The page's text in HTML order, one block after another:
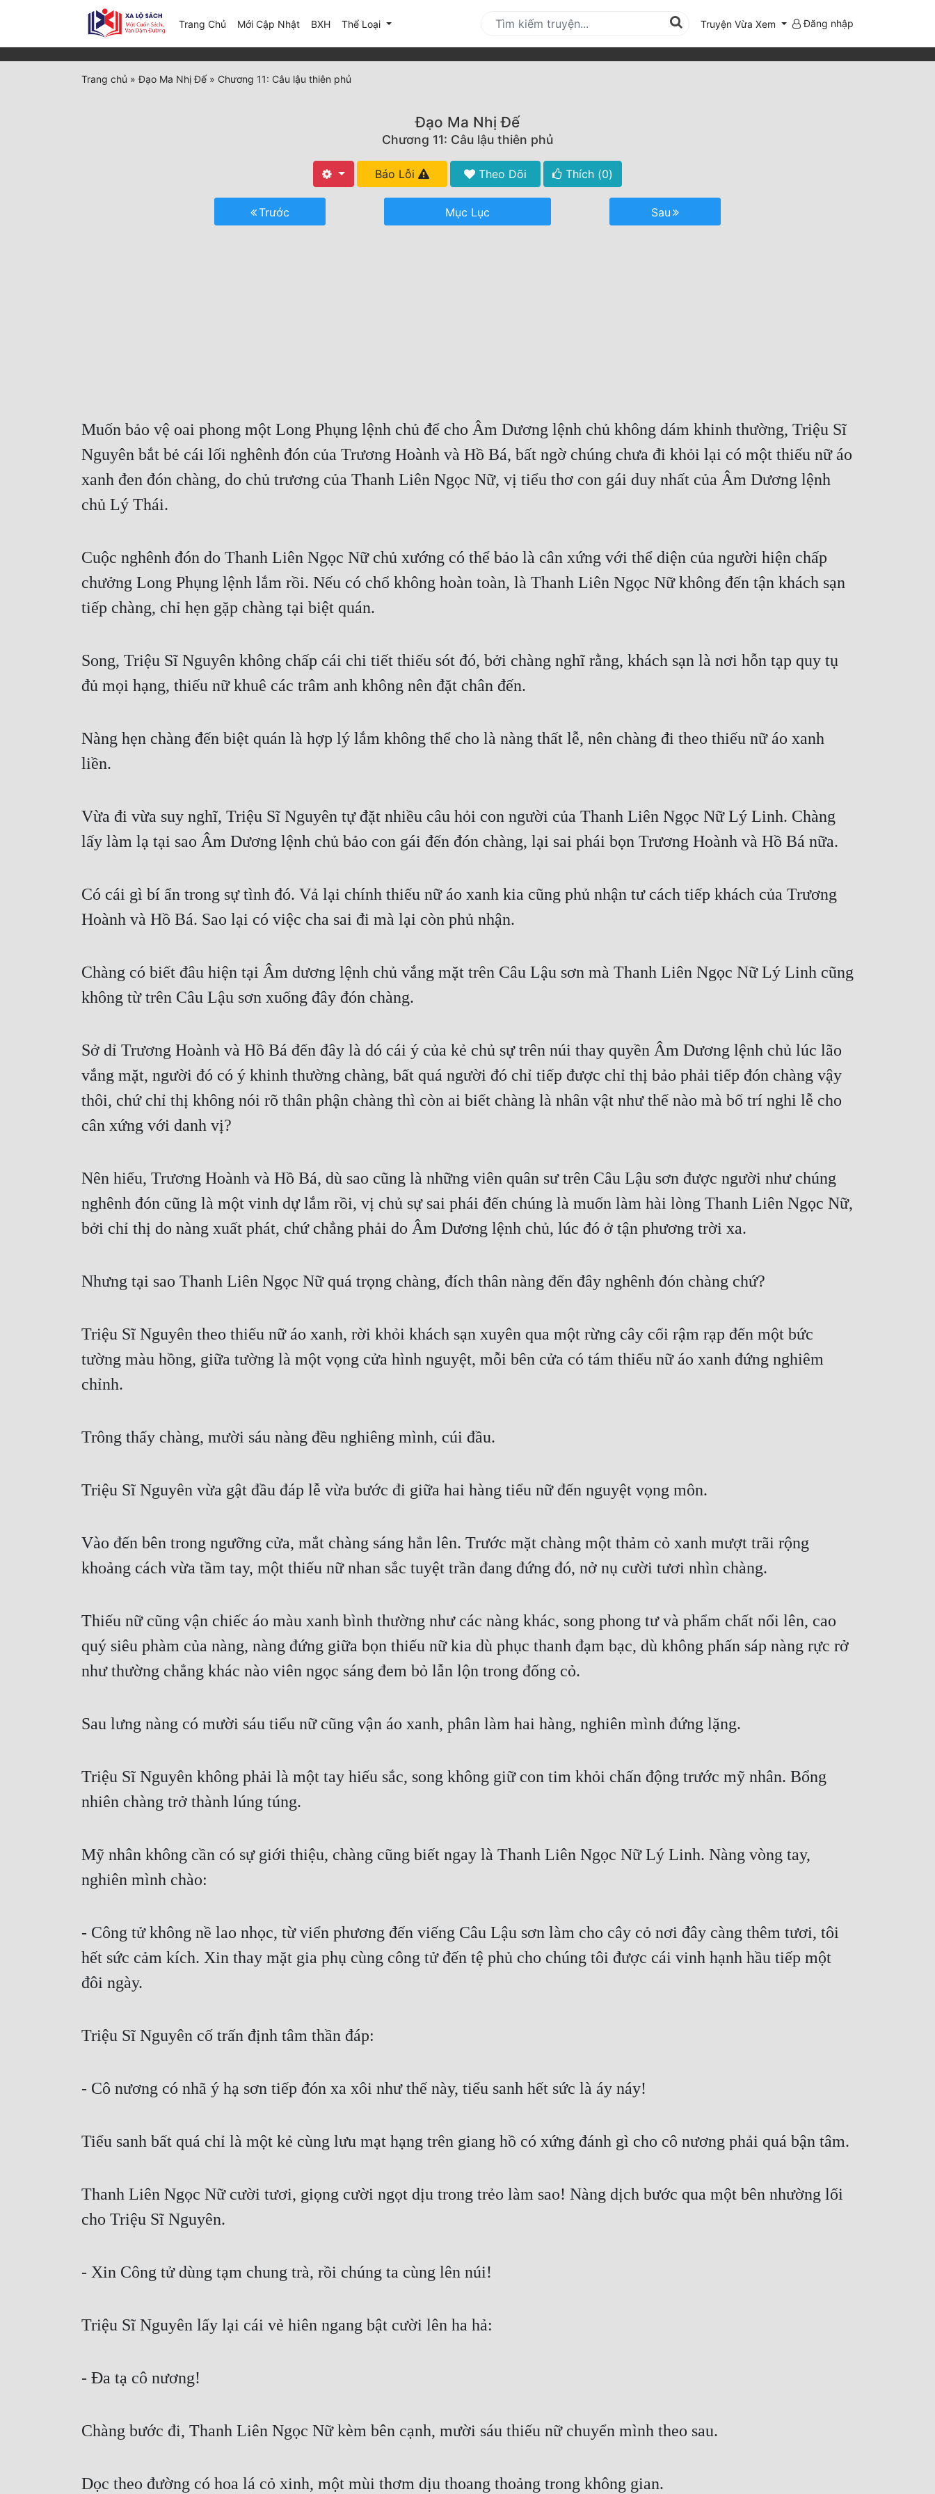
Trang Chủ Mới Cập Nhật(current)
BXH Thể Loại Truyện Vừa Xem Đăng nhập
Trang chủ »Đạo Ma Nhị Đế» Chương 11: Câu lậu thiên phủ
Đạo Ma Nhị Đế
Chương 11: Câu lậu thiên phủ
Báo Lỗi Theo Dõi Thích (0)
Trước Mục Lục Sau
Muốn bảo vệ oai phong một Long Phụng lệnh chủ để cho Âm Dương lệnh chủ không dám khinh thường, Triệu Sĩ
Nguyên bắt bẻ cái lối nghênh đón của Trương Hoành và Hồ Bá, bất ngờ chúng chưa đi khỏi lại có một thiếu nữ áo
xanh đen đón chàng, do chủ trương của Thanh Liên Ngọc Nữ, vị tiểu thơ con gái duy nhất của Âm Dương lệnh
chủ Lý Thái.
Cuộc nghênh đón do Thanh Liên Ngọc Nữ chủ xướng có thể bảo là cân xứng với thể diện của người hiện chấp
chưởng Long Phụng lệnh lắm rồi. Nếu có chổ không hoàn toàn, là Thanh Liên Ngọc Nữ không đến tận khách sạn
tiếp chàng, chỉ hẹn gặp chàng tại biệt quán.
Song, Triệu Sĩ Nguyên không chấp cái chi tiết thiếu sót đó, bởi chàng nghĩ rằng, khách sạn là nơi hỗn tạp quy tụ
đủ mọi hạng, thiếu nữ khuê các trâm anh không nên đặt chân đến.
Nàng hẹn chàng đến biệt quán là hợp lý lắm không thể cho là nàng thất lễ, nên chàng đi theo thiếu nữ áo xanh
liền.
Vừa đi vừa suy nghĩ, Triệu Sĩ Nguyên tự đặt nhiều câu hỏi con người của Thanh Liên Ngọc Nữ Lý Linh. Chàng
lấy làm lạ tại sao Âm Dương lệnh chủ bảo con gái đến đón chàng, lại sai phái bọn Trương Hoành và Hồ Bá nữa.
Có cái gì bí ẩn trong sự tình đó. Vả lại chính thiếu nữ áo xanh kia cũng phủ nhận tư cách tiếp khách của Trương
Hoành và Hồ Bá. Sao lại có việc cha sai đi mà lại còn phủ nhận.
Chàng có biết đâu hiện tại Âm dương lệnh chủ vắng mặt trên Câu Lậu sơn mà Thanh Liên Ngọc Nữ Lý Linh cũng
không từ trên Câu Lậu sơn xuống đây đón chàng.
Sở dỉ Trương Hoành và Hồ Bá đến đây là dó cái ý của kẻ chủ sự trên núi thay quyền Âm Dương lệnh chủ lúc lão
vắng mặt, người đó có ý khinh thường chàng, bất quá người đó chỉ tiếp được chỉ thị bảo phải tiếp đón chàng vậy
thôi, chứ chỉ thị không nói rõ thân phận chàng thì còn ai biết chàng là nhân vật như thế nào mà bố trí nghi lễ cho
cân xứng với danh vị?
Nên hiểu, Trương Hoành và Hồ Bá, dù sao cũng là những viên quân sư trên Câu Lậu sơn được người như chúng
nghênh đón cũng là một vinh dự lắm rồi, vị chủ sự sai phái đến chúng là muốn làm hài lòng Thanh Liên Ngọc Nữ,
bởi chỉ thị do nàng xuất phát, chứ chẳng phải do Âm Dương lệnh chủ, lúc đó ở tận phương trời xa.
Nhưng tại sao Thanh Liên Ngọc Nữ quá trọng chàng, đích thân nàng đến đây nghênh đón chàng chứ?
Triệu Sĩ Nguyên theo thiếu nữ áo xanh, rời khỏi khách sạn xuyên qua một rừng cây cối rậm rạp đến một bức
tường màu hồng, giữa tường là một vọng cửa hình nguyệt, mỗi bên cửa có tám thiếu nữ áo xanh đứng nghiêm
chỉnh.
Trông thấy chàng, mười sáu nàng đều nghiêng mình, cúi đầu.
Triệu Sĩ Nguyên vừa gật đầu đáp lễ vừa bước đi giữa hai hàng tiểu nữ đến nguyệt vọng môn.
Vào đến bên trong ngưỡng cửa, mắt chàng sáng hẳn lên. Trước mặt chàng một thảm cỏ xanh mượt trãi rộng
khoảng cách vừa tầm tay, một thiếu nữ nhan sắc tuyệt trần đang đứng đó, nở nụ cười tươi nhìn chàng.
Thiếu nữ cũng vận chiếc áo màu xanh bình thường như các nàng khác, song phong tư và phẩm chất nổi lên, cao
quý siêu phàm của nàng, nàng đứng giữa bọn thiếu nữ kia dù phục thanh đạm bạc, dù không phấn sáp nàng rực rở
như thường chẳng khác nào viên ngọc sáng đem bỏ lẫn lộn trong đống cỏ.
Sau lưng nàng có mười sáu tiểu nữ cũng vận áo xanh, phân làm hai hàng, nghiên mình đứng lặng.
Triệu Sĩ Nguyên không phải là một tay hiếu sắc, song không giữ con tim khỏi chấn động trước mỹ nhân. Bổng
nhiên chàng trở thành lúng túng.
Mỹ nhân không cần có sự giới thiệu, chàng cũng biết ngay là Thanh Liên Ngọc Nữ Lý Linh. Nàng vòng tay,
nghiên mình chào:
- Công tử không nề lao nhọc, từ viển phương đến viếng Câu Lậu sơn làm cho cây cỏ nơi đây càng thêm tươi, tôi
hết sức cảm kích. Xin thay mặt gia phụ cùng công tử đến tệ phủ cho chúng tôi được cái vinh hạnh hầu tiếp một
đôi ngày.
Triệu Sĩ Nguyên cố trấn định tâm thần đáp:
- Cô nương có nhã ý hạ sơn tiếp đón xa xôi như thế này, tiểu sanh hết sức là áy náy!
Tiểu sanh bất quá chỉ là một kẻ cùng lưu mạt hạng trên giang hồ có xứng đánh gì cho cô nương phải quá bận tâm.
Thanh Liên Ngọc Nữ cười tươi, giọng cười ngọt dịu trong trẻo làm sao! Nàng dịch bước qua một bên nhường lối
cho Triệu Sĩ Nguyên.
- Xin Công tử dùng tạm chung trà, rồi chúng ta cùng lên núi!
Triệu Sĩ Nguyên lấy lại cái vẻ hiên ngang bật cười lên ha hả:
- Đa tạ cô nương!
Chàng bước đi, Thanh Liên Ngọc Nữ kèm bên cạnh, mười sáu thiếu nữ chuyển mình theo sau.
Dọc theo đường có hoa lá cỏ xinh, một mùi thơm dịu thoang thoảng trong không gian.